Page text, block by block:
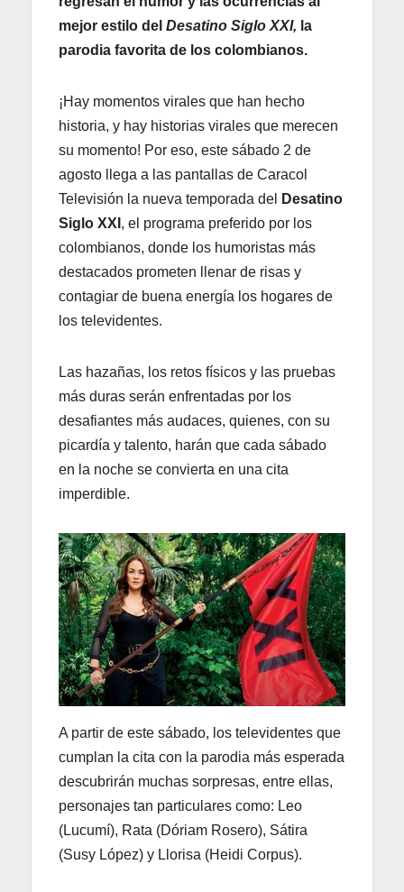
mejor estilo del Desatino Siglo XXI, la
parodia favorita de los colombianos.
¡Hay momentos virales que han hecho
historia, y hay historias virales que merecen
su momento! Por eso, este sábado 2 de
agosto llega a las pantallas de Caracol
Televisión la nueva temporada del
Desatino
Siglo XXI , el programa preferido por los
colombianos, donde los humoristas más
destacados prometen llenar de risas y
contagiar de buena energía los hogares de
los televidentes.
Las hazañas, los retos físicos y las pruebas
más duras serán enfrentadas por los
desafiantes más audaces, quienes, con su
picardía y talento, harán que cada sábado
en la noche se convierta en una cita
imperdible.
A partir de este sábado, los televidentes que
cumplan la cita con la parodia más esperada
descubrirán muchas sorpresas, entre ellas,
personajes tan particulares como: Leo
(Lucumí), Rata (Dóriam Rosero), Sátira
(Susy López) y Llorisa (Heidi Corpus).